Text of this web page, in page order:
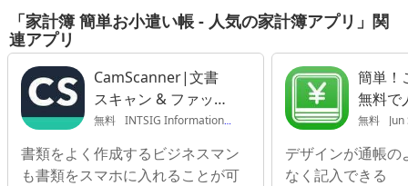
「家計簿 簡単お小遣い帳 - 人気の家計簿アプリ」関
連アプリ
CamScanner|文書
スキャン & ファック
ス
無料 INTSIG Information Co.,Ltd
書類をよく作成するビジネスマン
も書類をスマホに入れることが可
簡単！
無料で
家計簿
無料
デザインが通帳の
なく記入できる